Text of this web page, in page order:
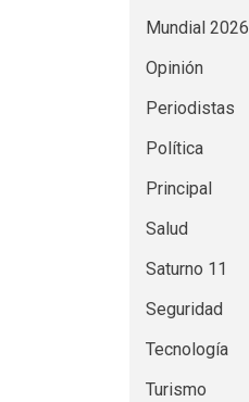
Mundial 2026
Opinión
Periodistas
Política
Principal
Salud
Saturno 11
Seguridad
Tecnología
Turismo